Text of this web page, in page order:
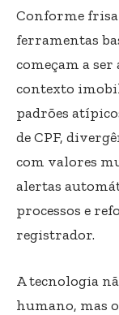
Conforme frisa
ferramentas
começam a
contexto
padrões
de CPF,
com valores
alertas
processos e
registrador.
A tecnologia
humano, mas